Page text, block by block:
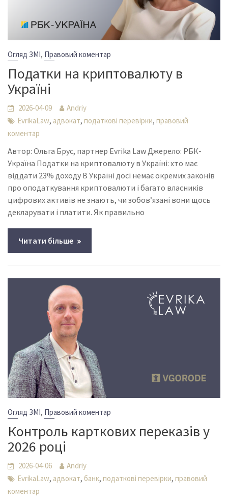
Огляд ЗМІ, Правовий коментар
Податки на криптовалюту в
Україні
2026-04-09
Andriy
EvrikaLaw, адвокат,податкові перевірки,правовий
коментар
Автор: Ольга Брус, партнер Evrika Law Джерело: РБК-
Україна Податки на криптовалюту в Україні: хто має
віддати 23% доходу В Україні досі немає окремих законів
про оподаткування криптовалюти і багато власників
цифрових активів не знають, чи зобов’язані вони щось
декларувати і платити. Як правильно
Читати більше
Огляд ЗМІ, Правовий коментар
Контроль карткових переказів у
2026 році
2026-04-06
Andriy
EvrikaLaw, адвокат, банк,податкові перевірки,правовий
коментар